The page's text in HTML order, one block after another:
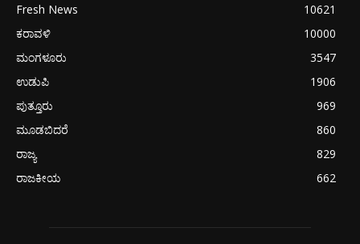
Fresh News
10621
ಕರಾವಳಿ
10000
ಮಂಗಳೂರು
3547
ಉಡುಪಿ
1906
ಪುತ್ತೂರು
969
ಮೂಡಬಿದರೆ
860
ರಾಜ್ಯ
829
ರಾಜಕೀಯ
662